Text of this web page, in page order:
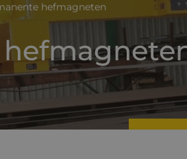
hefmagneten